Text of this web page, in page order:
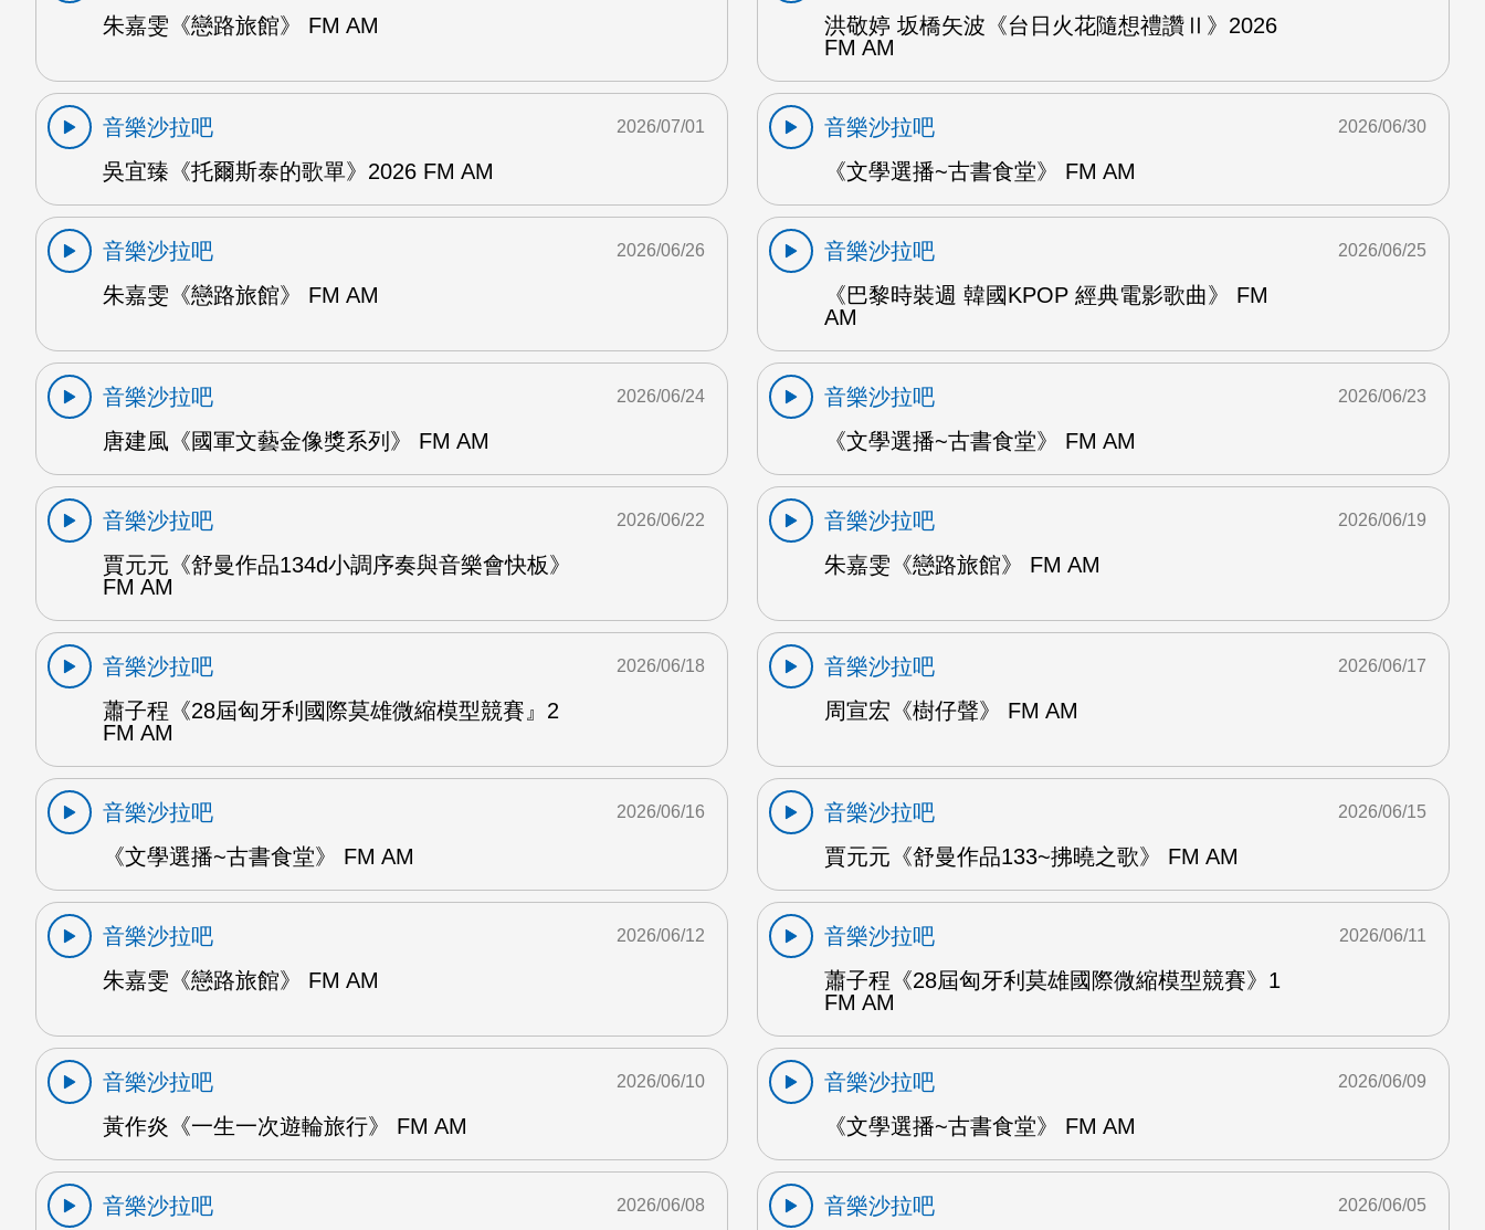
朱嘉雯《戀路旅館》 FM AM
洪敬婷 坂橋矢波《台日火花隨想禮讚Ⅱ》2026
FM AM
音樂沙拉吧
吳宜臻《托爾斯泰的歌單》2026 FM AM
2026/07/01
音樂沙拉吧
《文學選播~古書食堂》 FM AM
2026/06/30
音樂沙拉吧
朱嘉雯《戀路旅館》 FM AM
2026/06/26
音樂沙拉吧
《巴黎時裝週 韓國KPOP 經典電影歌曲》 FM
AM
2026/06/25
音樂沙拉吧
唐建風《國軍文藝金像獎系列》 FM AM
2026/06/24
音樂沙拉吧
《文學選播~古書食堂》 FM AM
2026/06/23
音樂沙拉吧
賈元元《舒曼作品134d小調序奏與音樂會快板》
FM AM
2026/06/22
音樂沙拉吧
朱嘉雯《戀路旅館》 FM AM
2026/06/19
音樂沙拉吧
蕭子程《28屆匈牙利國際莫雄微縮模型競賽』2
FM AM
2026/06/18
音樂沙拉吧
周宣宏《樹仔聲》 FM AM
2026/06/17
音樂沙拉吧
《文學選播~古書食堂》 FM AM
2026/06/16
音樂沙拉吧
賈元元《舒曼作品133~拂曉之歌》 FM AM
2026/06/15
音樂沙拉吧
朱嘉雯《戀路旅館》 FM AM
2026/06/12
音樂沙拉吧
蕭子程《28屆匈牙利莫雄國際微縮模型競賽》1
FM AM
2026/06/11
音樂沙拉吧
黃作炎《一生一次遊輪旅行》 FM AM
2026/06/10
音樂沙拉吧
《文學選播~古書食堂》 FM AM
2026/06/09
音樂沙拉吧 2026/06/08 音樂沙拉吧 2026/06/05